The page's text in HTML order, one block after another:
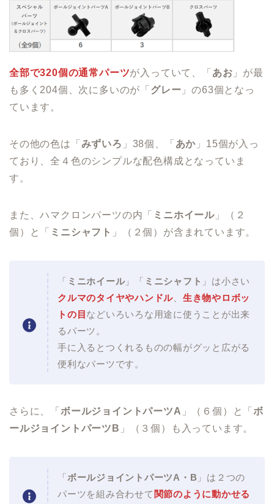
全部で320個の通常パーツが入っていて、「 あお 」が最
も多く204個、次に多いのが「 グレー 」の63個となっ
ています。
その他の色は「 みずいろ 」38個、「 あか 」15個が入っ
ており、全４色のシンプルな配色構成となっていま
す。
また、ハマクロンパーツの内「 ミニホイール 」（２
個）と「
ミニシャフト 」（２個）が含まれています。
「 ミニホイール」「 ミニシャフト 」は小さい
クルマのタイヤやハンドル
生き物やロボッ
トの目 などいろいろな用途に使うことが出来
るパーツ。
手に入るとつくれるものの幅がグッと広がる
便利なパーツです。
さらに、「 ボールジョイントパーツA 」（６個）と「 ボ
ールジョイントパーツB 」（３個）も入っています。
「ボールジョイントパーツA・B 」は２つの
パーツを組み合わせて 関節のように動かせる